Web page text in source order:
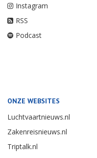
Instagram
RSS
Podcast
ONZE WEBSITES
Luchtvaartnieuws.nl
Zakenreisnieuws.nl
Triptalk.nl